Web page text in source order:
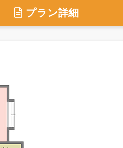
プラン詳細